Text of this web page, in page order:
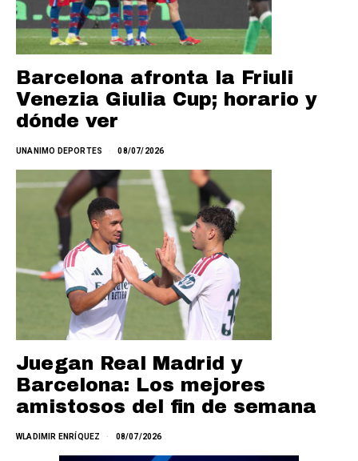
Barcelona afronta la Friuli
Venezia Giulia Cup; horario y
dónde ver
UNANIMO DEPORTES 08/07/2026
Juegan Real Madrid y
Barcelona: Los mejores
amistosos del fin de semana
WLADIMIR ENRÍQUEZ 08/07/2026